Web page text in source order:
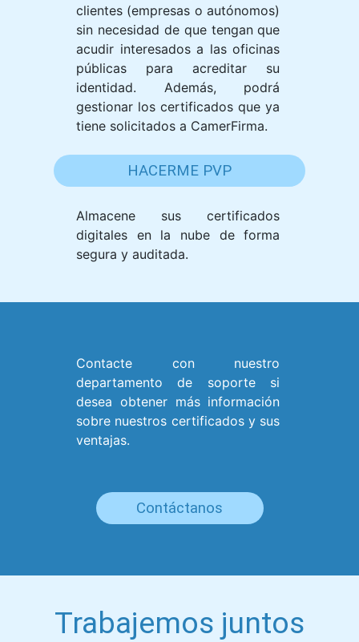
clientes (empresas o autónomos)
sin necesidad de que tengan que
acudir interesados a las oficinas
públicas para acreditar su
identidad. Además, podrá
gestionar los certificados que ya
tiene solicitados a CamerFirma.
HACERME PVP
Almacene sus certificados
digitales en la nube de forma
segura y auditada.
Contacte con nuestro
departamento de soporte si
desea obtener más información
sobre nuestros certificados y sus
ventajas.
Contáctanos
Trabajemos juntos